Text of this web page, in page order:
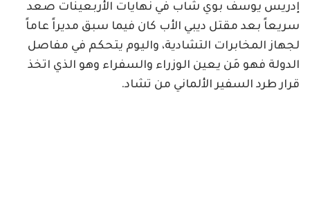
إدريس يوسف بوي شاب في نهايات الأربعينات صعد
سريعاً بعد مقتل ديبي الأب كان فيما سبق مديراً عاماً
لجهاز المخابرات التشادية، واليوم يتحكم في مفاصل
الدولة فهو مَن يعين الوزراء والسفراء وهو الذي اتخذ
قرار طرد السفير الألماني من تشاد.